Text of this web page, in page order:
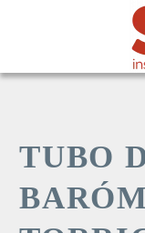
TUBO